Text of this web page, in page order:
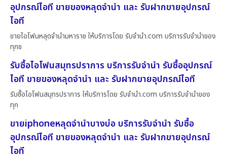
อุปกรณ์ไอที ขายของหลุดจำนำ และ รับฝากขายอุปกรณ์
ไอที
ขายไอโฟนหลุดจำนำมหาราช ให้บริการโดย รับจํานํา.com บริการรับจำนำของ
ทุกช
รับซื้อไอโฟนสมุทรปราการ บริการรับจำนำ รับซื้ออุปกรณ์
ไอที ขายของหลุดจำนำ และ รับฝากขายอุปกรณ์ไอที
รับซื้อไอโฟนสมุทรปราการ ให้บริการโดย รับจํานํา.com บริการรับจำนำของ
ทุก
ขายiphoneหลุดจำนำบางบ่อ บริการรับจำนำ รับซื้อ
อุปกรณ์ไอที ขายของหลุดจำนำ และ รับฝากขายอุปกรณ์
ไอที